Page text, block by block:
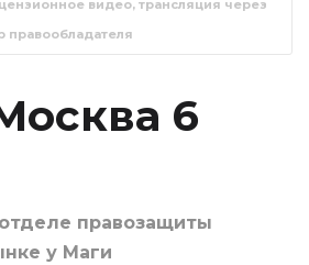
Салам Москва 7
видео, трансляция через
правообладателя
6
правозащиты
у Маги